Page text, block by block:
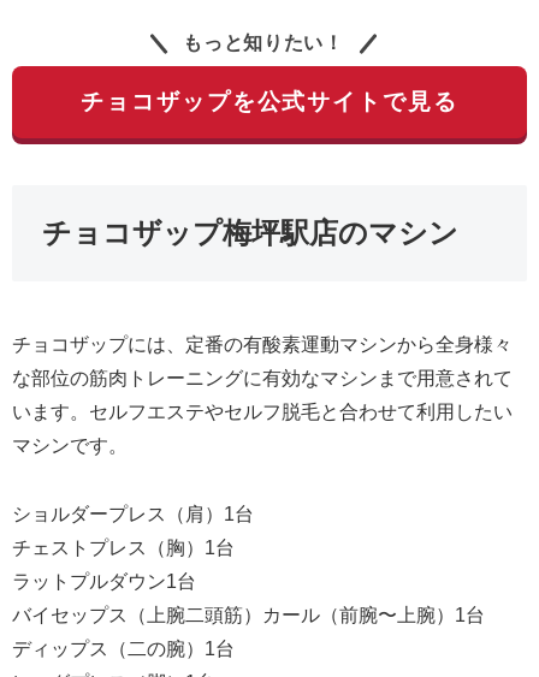
もっと知りたい！
チョコザップを公式サイトで見る
チョコザップ梅坪駅店のマシン
チョコザップには、定番の有酸素運動マシンから全身様々
な部位の筋肉トレーニングに有効なマシンまで用意されて
います。セルフエステやセルフ脱毛と合わせて利用したい
マシンです。
ショルダープレス（肩）1台
チェストプレス（胸）1台
ラットプルダウン1台
バイセップス（上腕二頭筋）カール（前腕〜上腕）1台
ディップス（二の腕）1台